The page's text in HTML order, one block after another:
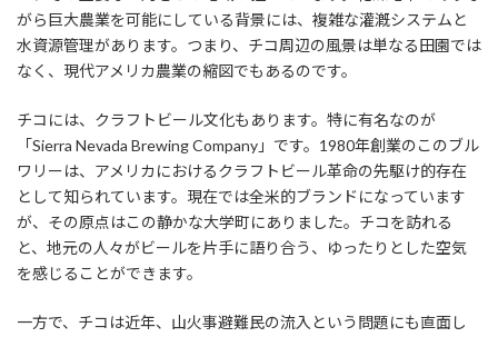
がら巨大農業を可能にしている背景には、複雑な灌漑システムと
水資源管理があります。つまり、チコ周辺の風景は単なる田園では
なく、現代アメリカ農業の縮図でもあるのです。
チコには、クラフトビール文化もあります。特に有名なのが
「Sierra Nevada Brewing Company」です。1980年創業のこのブル
ワリーは、アメリカにおけるクラフトビール革命の先駆け的存在
として知られています。現在では全米的ブランドになっています
が、その原点はこの静かな大学町にありました。チコを訪れる
と、地元の人々がビールを片手に語り合う、ゆったりとした空気
を感じることができます。
一方で、チコは近年、山火事避難民の流入という問題にも直面し